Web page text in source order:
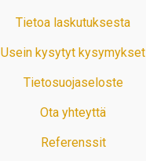
Tietoa laskutuksesta
Usein kysytyt kysymykset
Tietosuojaseloste
Ota yhteyttä
Referenssit